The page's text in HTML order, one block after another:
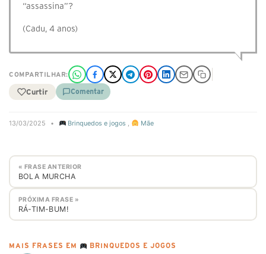
“assassina”?
(Cadu, 4 anos)
COMPARTILHAR:
Curtir Comentar
13/03/2025 • Brinquedos e jogos , Mãe
« FRASE ANTERIOR
BOLA MURCHA
PRÓXIMA FRASE »
RÁ-TIM-BUM!
MAIS FRASES EM BRINQUEDOS E JOGOS